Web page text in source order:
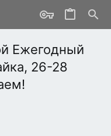
Ежегодный
26-28